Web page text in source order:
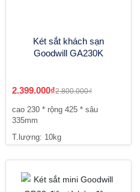
Két sắt khách sạn
Goodwill GA230K
2.399.000₫2.800.000₫
cao 230 * rộng 425 * sâu
335mm
T.lượng: 10kg